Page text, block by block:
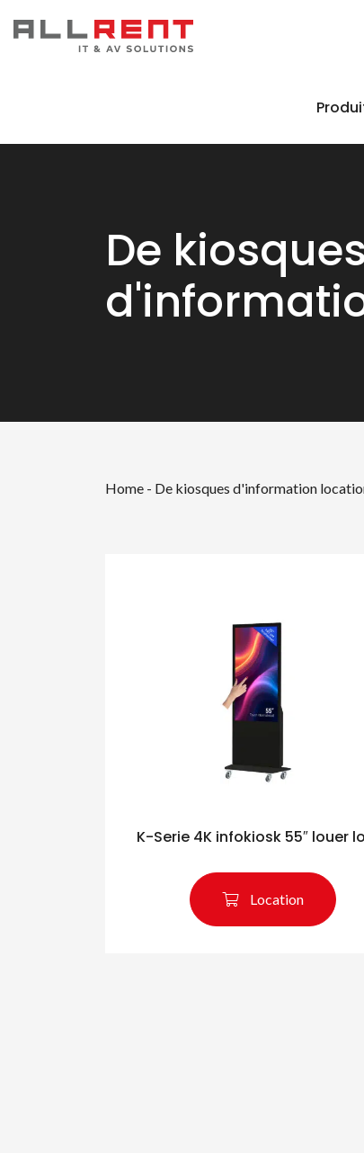
De kiosques
Home - De kiosques d'information
K-Serie 4K infokiosk 55″ louer
Location